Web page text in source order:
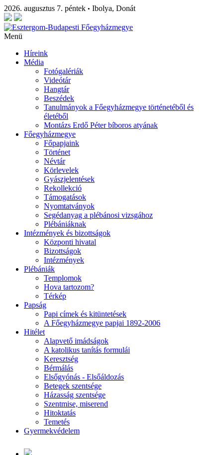
2026. augusztus 7. péntek • Ibolya, Donát
Menü
Híreink
Média
Fotógalériák
Videótár
Hangtár
Beszédek
Tanulmányok a Főegyházmegye történetéből és
életéből
Montázs Erdő Péter bíboros atyának
Főegyházmegye
Főpapjaink
Történet
Névtár
Körlevelek
Gyászjelentések
Rekollekció
Támogatások
Nyomtatványok
Segédanyag a plébánosi vizsgához
Plébániáknak
Intézmények és bizottságok
Központi hivatal
Bizottságok
Intézmények
Plébániák
Templomok
Hova tartozom?
Térkép
Papság
Papi címek és kitüntetések
A Főegyházmegye papjai 1892-2006
Hitélet
Alapvető imádságok
A katolikus tanítás formulái
Keresztség
Bérmálás
Elsőgyónás - Elsőáldozás
Betegek szentsége
Házasság szentsége
Szentmise, miserend
Hitoktatás
Temetés
Gyermekvédelem